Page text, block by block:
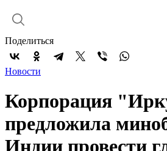
Поделиться
Новости
Корпорация
предложила
Индии провести